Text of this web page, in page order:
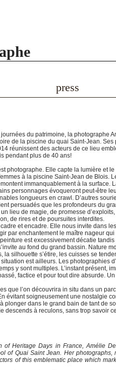
press
journées du patrimoine, la photographe
de la piscine du quai Saint-Jean.
réunissent des acteurs de ce lieu
pendant plus de 40 ans!
photographe. Elle capte la lumière et
à la piscine Saint-Jean de Blois.
immanquablement à la surface.
personnages évoqueront peut-être
longueurs en crawl. D’autres
persuadés que les profondeurs du
lieu de magie, de promesse
de rires et de poursuites interdites.
et encadre. Elle nous invite dans
par enchantement le maître nageur
est excessivement décatie
au fond du grand bassin. Nature
la silhouette s’étire, les cuisses se
situation est ailleurs. Les photographies
y sont multiples. L’instant présent,
factice et pour tout dire absurde.
que l’on découvrira in situ dans un
évitant soigneusement une nostalgie
plonger dans le grand bain de tant de
descends à reculons, sans trop savoir
of Heritage Days in France, Amélie
of Quai Saint Jean. Her
of this emblematic place which